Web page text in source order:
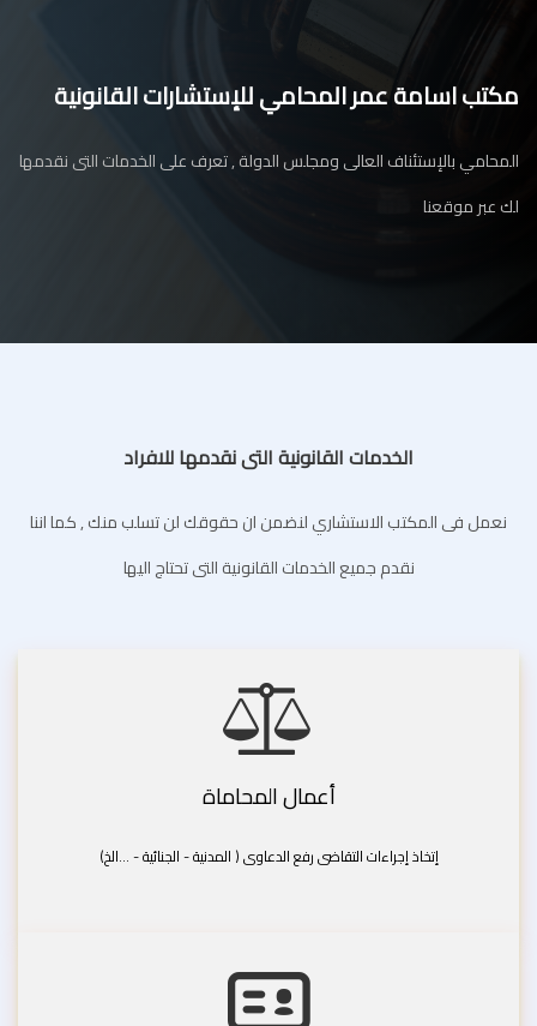
مكتب اسامة عمر المحامي للإستشارات القانونية
المحامي بالإستئناف العالى ومجلس الدولة , تعرف على الخدمات التى نقدمها
لك عبر موقعنا
الخدمات القانونية التى نقدمها للافراد
نعمل فى المكتب الاستشاري لنضمن ان حقوقك لن تسلب منك , كما اننا
نقدم جميع الخدمات القانونية التى تحتاج اليها
أعمال المحاماة
إتخاذ إجراءات التقاضى رفع الدعاوى ( المدنية - الجنائية - ...الخ)